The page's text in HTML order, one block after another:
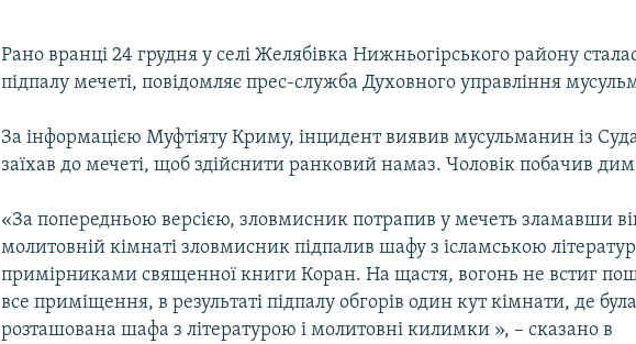
Рано вранці 24 грудня у селі Желябівка Нижньогірського району
підпалу мечеті, повідомляє прес-служба Духовного управління
За інформацією Муфтіяту Криму, інцидент виявив мусульманин із
заїхав до мечеті, щоб здійснити ранковий намаз. Чоловік побачив дим
«За попередньою версією, зловмисник потрапив у мечеть зламавши
молитовній кімнаті зловмисник підпалив шафу з ісламською
примірниками священної книги Коран. На щастя, вогонь не встиг
все приміщення, в результаті підпалу обгорів один кут кімнати, де була
розташована шафа з літературою і молитовні килимки », – сказано в